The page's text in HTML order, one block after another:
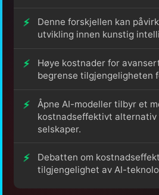
Denne forskjellen kan
utvikling innen kunstig
Høye kostnader for
begrense tilgjengeligheten
Åpne AI-modeller tilbyr et
kostnadseffektivt alternativ
selskaper.
Debatten om
tilgjengelighet av AI-